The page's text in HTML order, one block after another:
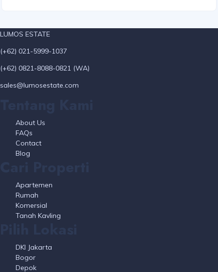
LUMOS ESTATE
(+62) 021-5999-1037
(+62) 0821-8088-0821 (WA)
sales@lumosestate.com
About Us
FAQs
Contact
Blog
Apartemen
Rumah
Komersial
Tanah Kavling
DKI Jakarta
Bogor
Depok